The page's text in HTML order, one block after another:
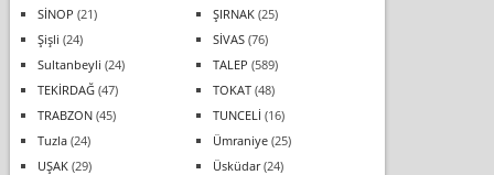
SİNOP (21) ŞIRNAK(25)
Şişli (24) SİVAS(76)
Sultanbeyli (24) TALEP (589)
TEKİRDAĞ(47) TOKAT(48)
TRABZON(45) TUNCELİ (16)
Tuzla(24) Ümraniye(25)
UŞAK(29) Üsküdar(24)